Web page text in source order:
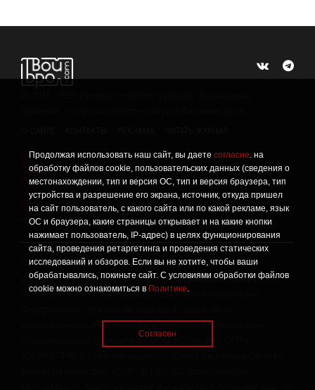
Продолжая использовать наш сайт, вы даете согласие. на
обработку файлов cookie, пользовательских данных (сведения о
местонахождении, тип и версия ОС, тип и версия браузера, тип
устройства и разрешение его экрана, источник, откуда пришел
на сайт пользователь, с какого сайта или по какой рекламе, язык
ОС и браузера, какие страницы открывает и на какие кнопки
нажимает пользователь, IP-адрес) в целях функционирования
сайта, проведения ретаргетинга и проведения статических
исследований и обзоров. Если вы не хотите, чтобы ваши
обрабатывались, покиньте сайт. С условиями обработки файлов
cookie можно ознакомиться в Политике.
Согласен
! Политика конфиденциальности
! Информация о проведении СОУТ
Данный сайт не предназначен для просмотра лицам
младше 16 лет.
Сетевое издание «Твой Бро», реестровая запись о
регистрации средства массовой информации: серия Эл №
ФС77-86309 от 17 ноября 2023 года, зарегистрировано